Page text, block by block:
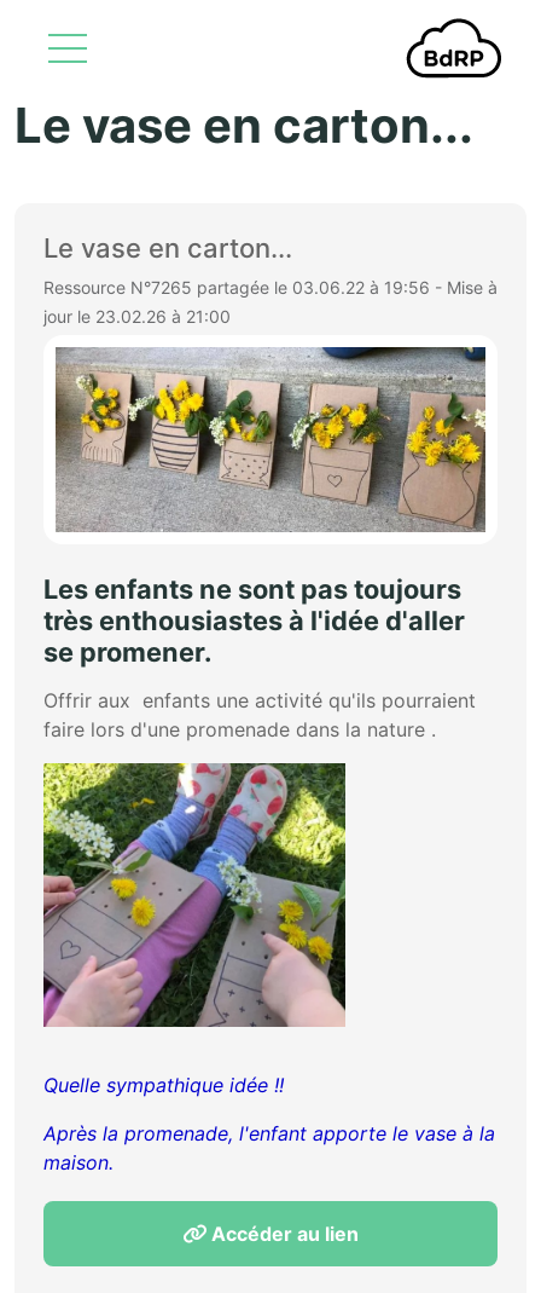
Aller au contenu principal
Le vase en carton...
Le vase en carton...
Ressource N°7265 partagée le 03.06.22 à 19:56 - Mise à
jour le 23.02.26 à 21:00
Les enfants ne sont pas toujours
très enthousiastes à l'idée d'aller
se promener.
Offrir aux enfants une activité qu'ils pourraient
faire lors d'une promenade dans la nature .
Quelle sympathique idée !!
Après la promenade, l'enfant apporte le vase à la
maison.
Accéder au lien